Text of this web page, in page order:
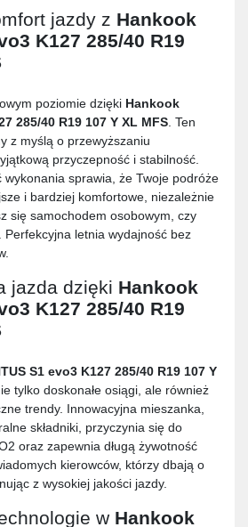
jazdy z Hankook
K127 285/40 R19
poziomie dzięki Hankook
285/40 R19 107 Y XL MFS . Ten
z myślą o przewyższaniu
przyczepność i stabilność.
wykonania sprawia, że Twoje podróże
i bardziej komfortowe, niezależnie
się samochodem osobowym, czy
Perfekcyjna letnia wydajność bez
jazda dzięki Hankook
K127 285/40 R19
S1 evo3 K127 285/40 R19 107 Y
tylko doskonałe osiągi, ale również
trendy. Innowacyjna mieszanka,
składniki, przyczynia się do
oraz zapewnia długą żywotność
kierowców, którzy dbają o
z wysokiej jakości jazdy.
w Hankook